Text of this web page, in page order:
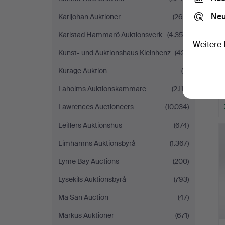
Karljohan Auktioner
(260)
Karlstad Hammarö Auktionsverk (4.352)
Kunst- und Auktionshaus Kleinhenz (421)
Kurage Auktion
(6)
Laholms Auktionskammare
(2.112)
Lawrences Auctioneers
(10.034)
Leiflers Auktionshus
(674)
Limhamns Auktionsbyrå
(1.367)
Lyme Bay Auctions
(200)
Lysekils Auktionsbyrå
(793)
Ma San Auction
(47)
Markus Auktioner
(671)
Weitere